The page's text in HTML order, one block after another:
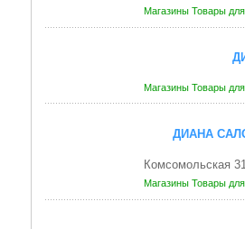
Магазины Товары
Магазины Товары
ДИАНА
Комсомольская
Магазины Товары